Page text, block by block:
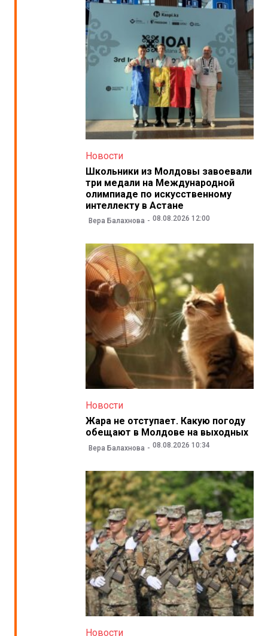
Новости
Школьники из Молдовы завоевали
три медали на Международной
олимпиаде по искусственному
интеллекту в Астане
Вера Балахнова 08.08.2026 12:00
Новости
Жара не отступает. Какую погоду
обещают в Молдове на выходных
Вера Балахнова 08.08.2026 10:34
Новости